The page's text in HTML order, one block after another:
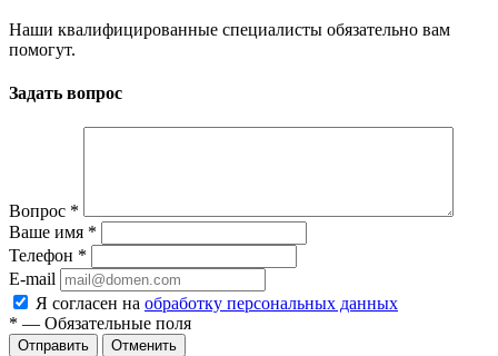
Наши квалифицированные специалисты обязательно вам
помогут.
Задать вопрос
Вопрос *
Ваше имя *
Телефон *
E-mail
Я согласен на обработку персональных данных
* — Обязательные поля
Отменить